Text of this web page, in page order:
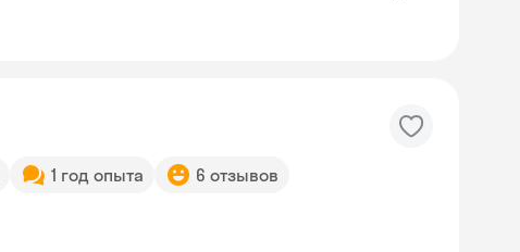
1 год опыта 6 отзывов